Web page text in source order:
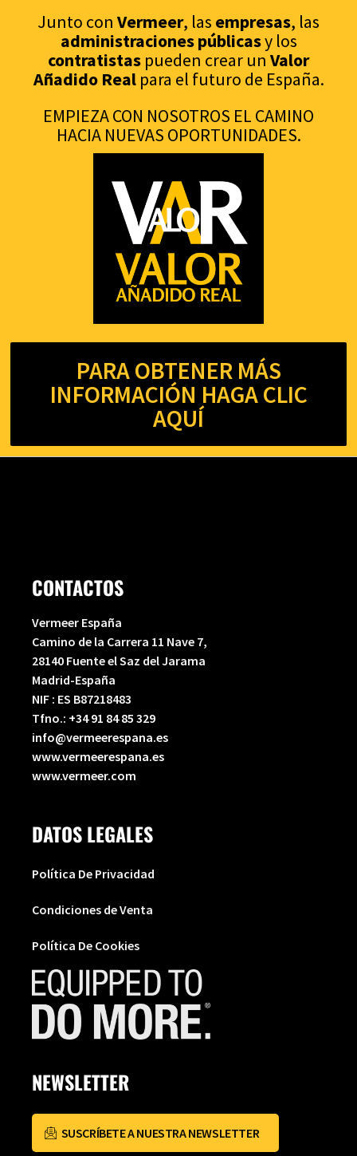
Junto con Vermeer, las empresas, las
administraciones públicasy los
contratistas pueden crear un Valor
Añadido Realpara el futuro de España.
EMPIEZA CON NOSOTROS EL CAMINO
HACIA NUEVAS OPORTUNIDADES.
PARA OBTENER MÁS
INFORMACIÓN HAGA CLIC
AQUÍ
CONTACTOS
Vermeer España
Camino de la Carrera 11 Nave 7,
28140 Fuente el Saz del Jarama
Madrid-España
NIF : ES B87218483
Tfno.: +34 91 84 85 329
info@vermeerespana.es
www.vermeerespana.es
www.vermeer.com
DATOS LEGALES
Política De Privacidad
Condiciones de Venta
Política De Cookies
NEWSLETTER
SUSCRÍBETE A NUESTRA NEWSLETTER